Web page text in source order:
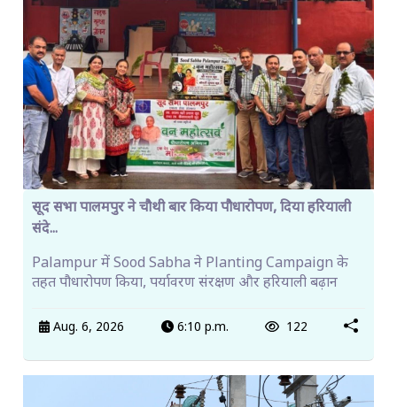
सूद सभा पालमपुर ने चौथी बार किया पौधारोपण, दिया हरियाली
संदे...
Palampur में Sood Sabha ने Planting Campaign के
तहत पौधारोपण किया, पर्यावरण संरक्षण और हरियाली बढ़ान
Aug. 6, 2026 6:10 p.m. 122